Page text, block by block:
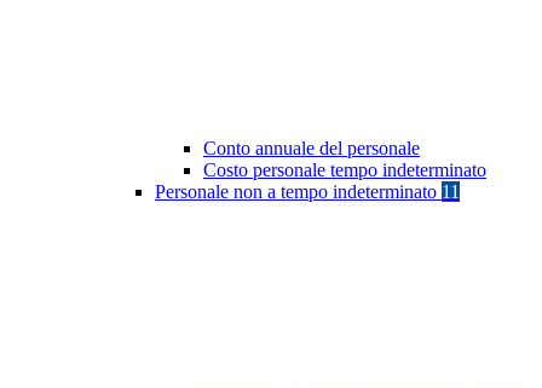
Conto annuale del personale
Costo personale tempo indeterminato
Personale non a tempo indeterminato 11